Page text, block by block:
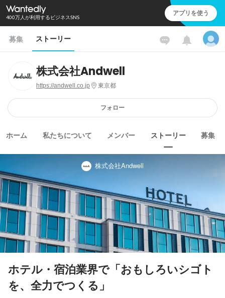
400万人が利用するビジネスSNS アプリを使う
募集 ストーリー
株式会社Andwell
https://andwell.co.jp 東京都
フォロー
ホーム 私たちについて メンバー ストーリー 募集
株式会社Andwell
ホテル・宿泊業界で「おもしろいシゴト
を、全力でつくる」